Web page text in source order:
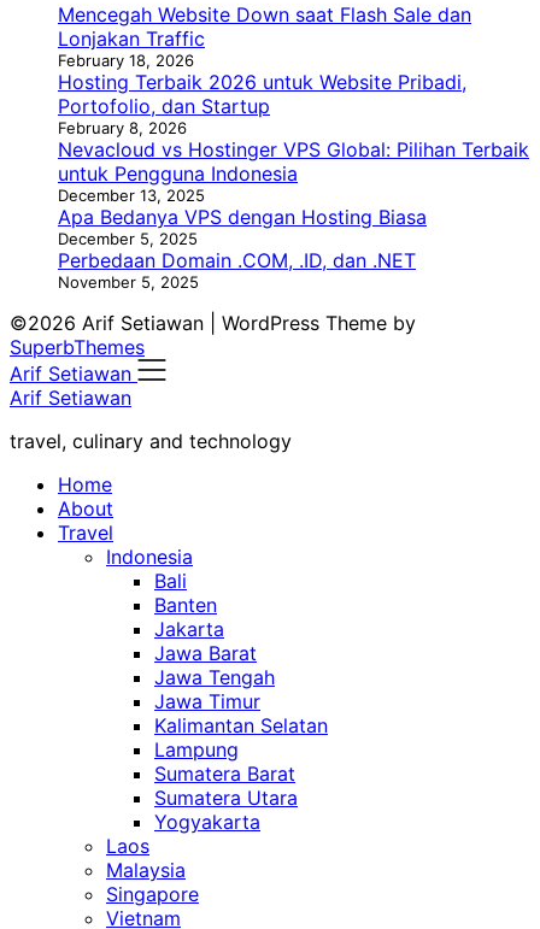
Mencegah Website Down saat Flash Sale dan
Lonjakan Traffic
February 18, 2026
Hosting Terbaik 2026 untuk Website Pribadi,
Portofolio, dan Startup
February 8, 2026
Nevacloud vs Hostinger VPS Global: Pilihan Terbaik
untuk Pengguna Indonesia
December 13, 2025
Apa Bedanya VPS dengan Hosting Biasa
December 5, 2025
Perbedaan Domain .COM, .ID, dan .NET
November 5, 2025
©2026 Arif Setiawan
| WordPress Theme by
SuperbThemes
Arif Setiawan
Arif Setiawan
travel, culinary and technology
Home
About
Travel
Indonesia
Bali
Banten
Jakarta
Jawa Barat
Jawa Tengah
Jawa Timur
Kalimantan Selatan
Lampung
Sumatera Barat
Sumatera Utara
Yogyakarta
Laos
Malaysia
Singapore
Vietnam